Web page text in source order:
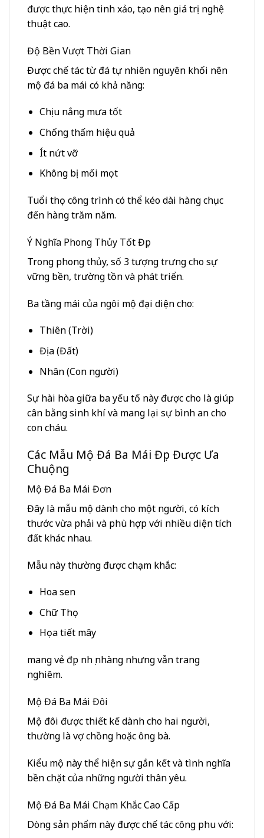
được thực hiện tinh xảo, tạo nên giá trị nghệ
thuật cao.
Độ Bền Vượt Thời Gian
Được chế tác từ đá tự nhiên nguyên khối nên
mộ đá ba mái có khả năng:
Chịu nắng mưa tốt
Chống thấm hiệu quả
Ít nứt vỡ
Không bị mối mọt
Tuổi thọ công trình có thể kéo dài hàng chục
đến hàng trăm năm.
Ý Nghĩa Phong Thủy Tốt Đẹp
Trong phong thủy, số 3 tượng trưng cho sự
vững bền, trường tồn và phát triển.
Ba tầng mái của ngôi mộ đại diện cho:
Thiên (Trời)
Địa (Đất)
Nhân (Con người)
Sự hài hòa giữa ba yếu tố này được cho là giúp
cân bằng sinh khí và mang lại sự bình an cho
con cháu.
Các Mẫu Mộ Đá Ba Mái Đẹp Được Ưa
Chuộng
Mộ Đá Ba Mái Đơn
Đây là mẫu mộ dành cho một người, có kích
thước vừa phải và phù hợp với nhiều diện tích
đất khác nhau.
Mẫu này thường được chạm khắc:
Hoa sen
Chữ Thọ
Họa tiết mây
mang vẻ đẹp nhẹ nhàng nhưng vẫn trang
nghiêm.
Mộ Đá Ba Mái Đôi
Mộ đôi được thiết kế dành cho hai người,
thường là vợ chồng hoặc ông bà.
Kiểu mộ này thể hiện sự gắn kết và tình nghĩa
bền chặt của những người thân yêu.
Mộ Đá Ba Mái Chạm Khắc Cao Cấp
Dòng sản phẩm này được chế tác công phu với: